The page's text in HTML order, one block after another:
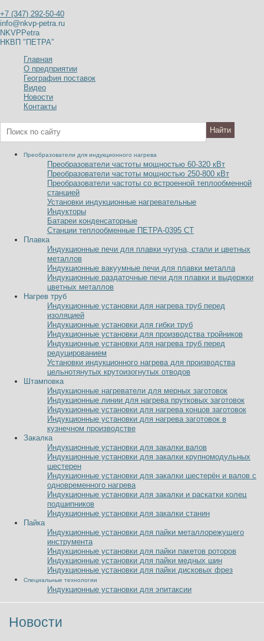
+7 (347) 292-50-40
info@nkvp-petra.ru
NKVPPetra
НКВП ″ПЕТРА″
Главная
О предприятии
География поставок
Видео
Новости
Контакты
Преобразователи для индукционного нагрева
Преобразователи частоты мощностью 60-320 кВт
Преобразователи частоты мощностью 250-800 кВт
Преобразователи частоты со встроенной теплообменной
станцией
Установки индукционные нагревательные
Индукторы
Батареи конденсаторные
Станции теплообменные ПЕТРА-0395 СТ
Плавка
Индукционные печи для плавки чугуна, стали и цветных
металлов
Индукционные вакуумные печи для плавки металла
Индукционные раздаточные печи для плавки и выдержки
цветных металлов
Нагрев труб
Индукционные установки для нагрева труб перед
изоляцией
Индукционные установки для гибки труб
Индукционные установки для производства тройников
Индукционные установки для нагрева труб перед
редуцированием
Установки индукционного нагрева для производства
цельнотянутых крутоизогнутых отводов
Штамповка
Индукционные нагреватели для мерных заготовок
Индукционные линии для нагрева прутковых заготовок
Индукционные установки для нагрева концов заготовок
Индукционные установки для нагрева заготовок в
кузнечном производстве
Закалка
Индукционные установки для закалки валов
Индукционные установки для закалки крупномодульных
шестерен
Индукционные установки для закалки шестерён и валов с
одновременного нагрева
Индукционные установки для закалки и раскатки колец
подшипников
Индукционные установки для закалки станин
Пайка
Индукционные установки для пайки металлорежущего
инструмента
Индукционные установки для пайки пакетов роторов
Индукционные установки для пайки медных шин
Индукционные установки для пайки дисковых фрез
Специальные технологии
Индукционные установки для эпитаксии
Новости